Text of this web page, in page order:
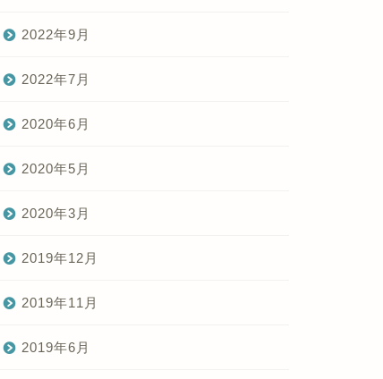
2022年9月
2022年7月
2020年6月
2020年5月
2020年3月
2019年12月
2019年11月
2019年6月